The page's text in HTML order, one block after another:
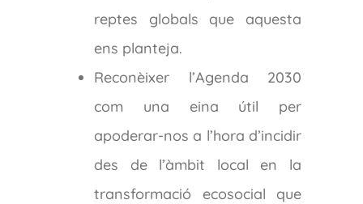
reptes globals que aquesta
ens planteja.
Reconèixer l’Agenda 2030
com una eina útil per
apoderar-nos a l’hora d’incidir
des de l’àmbit local en la
transformació ecosocial que